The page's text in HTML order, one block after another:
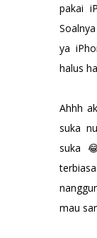
pakai
ya
halus
Ahhh
suka
suka
mau